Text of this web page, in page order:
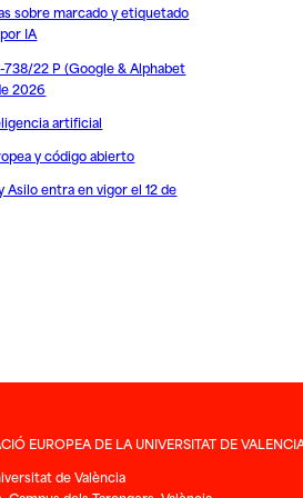
sobre marcado y etiquetado
IA
22 P (Google & Alphabet
2026
artificial
y código abierto
entra en vigor el 12 de
EUROPEA DE LA UNIVERSITAT DE
de València